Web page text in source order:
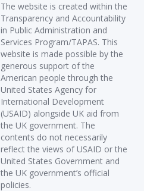
The website is created within the
Transparency and Accountability
in Public Administration and
Services Program/TAPAS. This
website is made possible by the
generous support of the
American people through the
United States Agency for
International Development
(USAID) alongside UK aid from
the UK government. The
contents do not necessarily
reflect the views of USAID or the
United States Government and
the UK government’s official
policies.